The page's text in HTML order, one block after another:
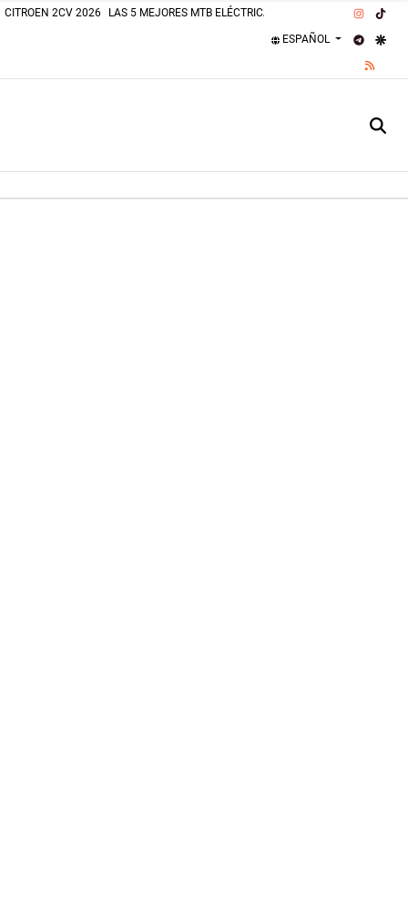
CITROEN 2CV 2026 LAS 5 MEJORES MTB ELÉCTRICAS 2026 PLAJAS PERROS
ESPAÑOL
RSS